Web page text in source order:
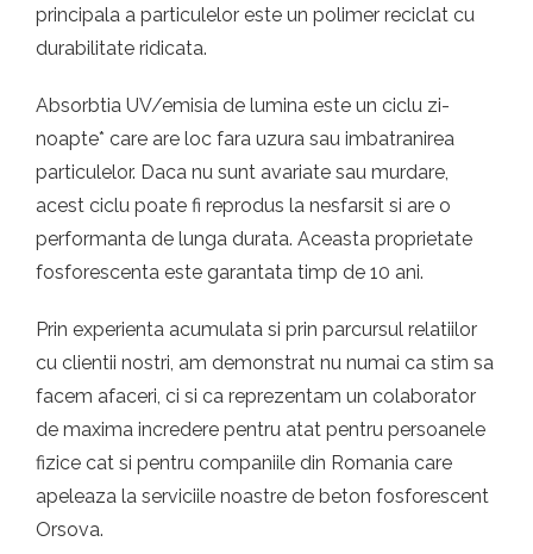
principala a particulelor este un polimer reciclat cu
durabilitate ridicata.
Absorbtia UV/emisia de lumina este un ciclu zi-
noapte* care are loc fara uzura sau imbatranirea
particulelor. Daca nu sunt avariate sau murdare,
acest ciclu poate fi reprodus la nesfarsit si are o
performanta de lunga durata. Aceasta proprietate
fosforescenta este garantata timp de 10 ani.
Prin experienta acumulata si prin parcursul relatiilor
cu clientii nostri, am demonstrat nu numai ca stim sa
facem afaceri, ci si ca reprezentam un colaborator
de maxima incredere pentru atat pentru persoanele
fizice cat si pentru companiile din Romania care
apeleaza la serviciile noastre de beton fosforescent
Orsova.